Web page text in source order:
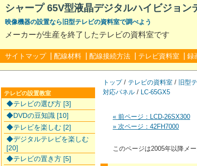
シャープ 65V型液晶デジタルハイビジョ
映像機器の設置なら旧型テレビの資料室で調べよう
メーカーが生産を終了したテレビの資料室です
サイトマップ 配線材料 配線接続方法 テレビ資料室 録
トップ/ テレビの資料室 / 旧型
対応パネル / LC-65GX5
« 前ページ：LCD-26SX300
» 次ページ：42FH7000
このページは2005年以降メ
テレビの設置教室
◆テレビの選び方 [3]
◆DVDの豆知識 [10]
◆テレビを楽しむ [2]
◆デジタルテレビを楽しむ
[20]
◆テレビの置き方 [5]